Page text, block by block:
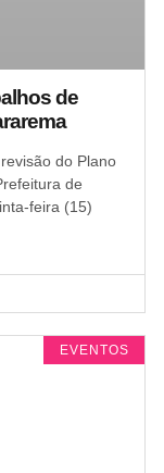
de
do Plano
de
feira (15)
EVENTOS